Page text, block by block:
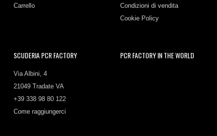
Carrello
Condizioni di vendita
Cookie Policy
SCUDERIA PCR FACTORY
Via Albini, 4
21049 Tradate VA
+39 338 98 80 122
Come raggiungerci
PCR FACTORY IN THE WORLD